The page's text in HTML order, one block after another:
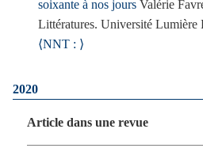
soixante à nos jours Valérie
Littératures. Université Lumière
⟨NNT : ⟩
2020
Article dans une revue